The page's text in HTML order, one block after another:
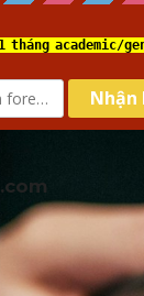
.com